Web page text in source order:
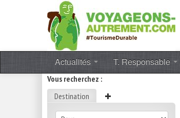
Actualités T. Responsable
Vous recherchez :
Destination